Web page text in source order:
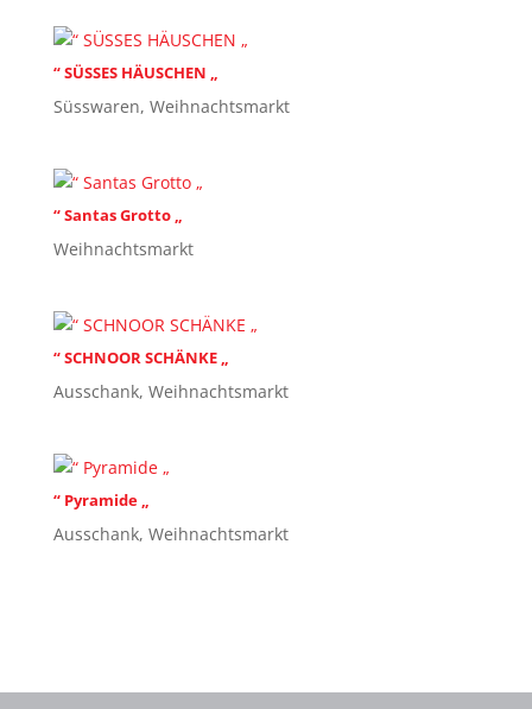
“ SÜSSES HÄUSCHEN „
Süsswaren, Weihnachtsmarkt
“ Santas Grotto „
Weihnachtsmarkt
“ SCHNOOR SCHÄNKE „
Ausschank, Weihnachtsmarkt
“ Pyramide „
Ausschank, Weihnachtsmarkt